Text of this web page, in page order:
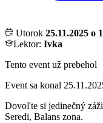
Utorok 25.11.2025 o
Lektor: Ivka
Tento event už prebehol
Event sa konal
Dovoľte si jedinečný
Seredi, Balans zona.